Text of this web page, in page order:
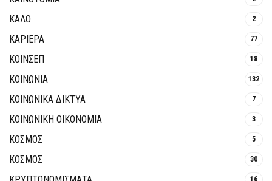
ΚΑΛΟ 2
ΚΑΡΙΕΡΑ 77
ΚΟΙΝΣΕΠ 18
ΚΟΙΝΩΝΙΑ 132
ΚΟΙΝΩΝΙΚΆ ΔΊΚΤΥΑ 7
ΚΟΙΝΩΝΙΚΉ ΟΙΚΟΝΟΜΊΑ 3
ΚΟΣΜΟΣ 5
ΚΟΣΜΟΣ 30
16